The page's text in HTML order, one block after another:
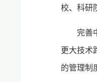
校、科研
完善
更大技术
的管理制